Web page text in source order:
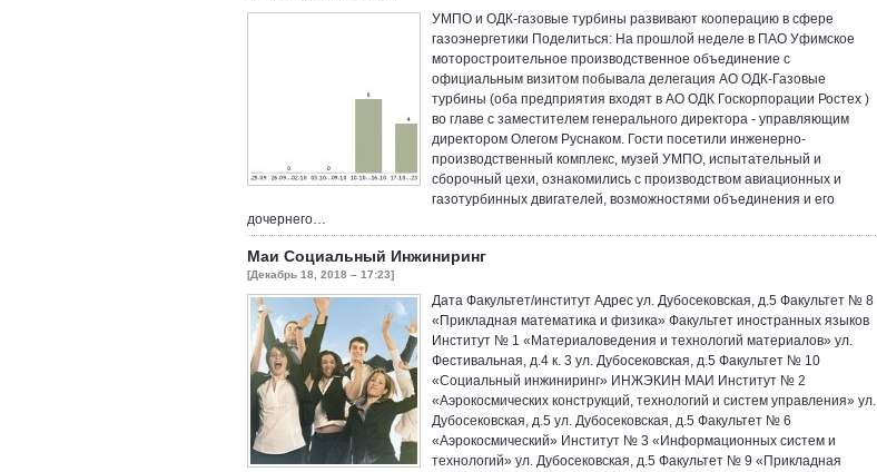
УМПО и ОДК-газовые турбины развивают кооперацию в сфере
газоэнергетики Поделиться: На прошлой неделе в ПАО Уфимское
моторостроительное производственное объединение с
официальным визитом побывала делегация АО ОДК-Газовые
турбины (оба предприятия входят в АО ОДК Госкорпорации Ростех )
во главе с заместителем генерального директора - управляющим
директором Олегом Руснаком. Гости посетили инженерно-
производственный комплекс, музей УМПО, испытательный и
сборочный цехи, ознакомились с производством авиационных и
газотурбинных двигателей, возможностями объединения и его
дочернего…
Маи Социальный Инжиниринг
[Декабрь 18, 2018 – 17:23]
Дата Факультет/институт Адрес ул. Дубосековская, д.5 Факультет № 8
«Прикладная математика и физика» Факультет иностранных языков
Институт № 1 «Материаловедения и технологий материалов» ул.
Фестивальная, д.4 к. 3 ул. Дубосековская, д.5 Факультет № 10
«Социальный инжиниринг» ИНЖЭКИН МАИ Институт № 2
«Аэрокосмических конструкций, технологий и систем управления» ул.
Дубосековская, д.5 ул. Дубосековская, д.5 Факультет № 6
«Аэрокосмический» Институт № 3 «Информационных систем и
технологий» ул. Дубосековская, д.5 Факультет № 9 «Прикладная